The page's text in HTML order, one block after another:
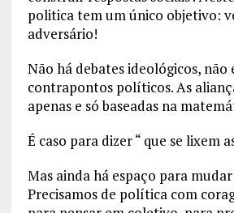
politica tem um único objetivo:
adversário!
Não há debates ideológicos, não
contrapontos políticos. As
apenas e só baseadas na
É caso para dizer “ que se lixem
Mas ainda há espaço para
Precisamos de política com